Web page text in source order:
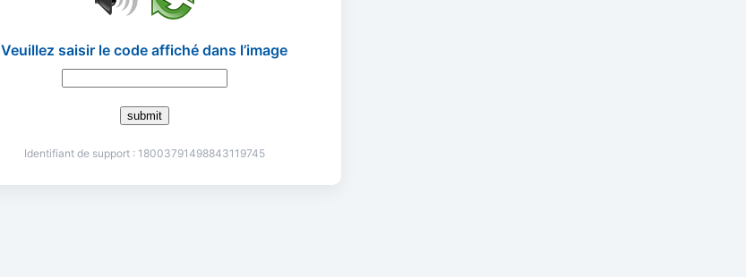
Veuillez saisir le code affiché dans l’image
submit
Identifiant de support : 18003791498843119745